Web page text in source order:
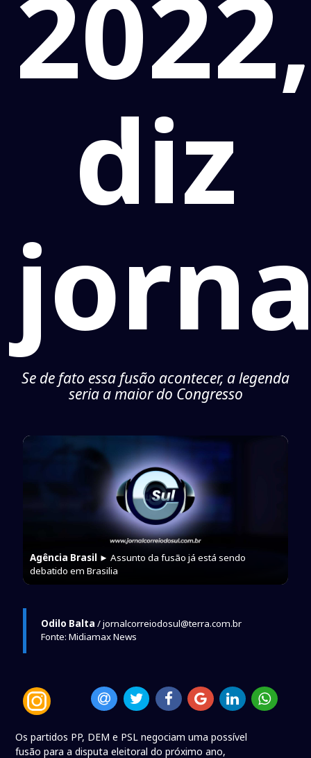
diz
Se de fato essa fusão acontecer, a legenda
seria a maior do Congresso
Agência Brasil ► Assunto da fusão já está sendo
debatido em Brasilia
Odilo Balta / jornalcorreiodosul@terra.com.br
Fonte: Midiamax News
Os partidos PP, DEM e PSL negociam uma possível
fusão para a disputa eleitoral do próximo ano,